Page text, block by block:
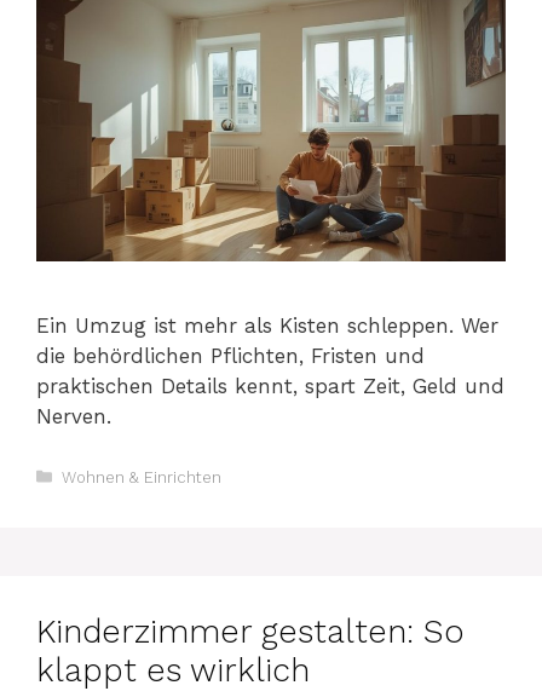
Ein Umzug ist mehr als Kisten schleppen. Wer
die behördlichen Pflichten, Fristen und
praktischen Details kennt, spart Zeit, Geld und
Nerven.
Kategorien
Wohnen & Einrichten
Kinderzimmer gestalten: So
klappt es wirklich